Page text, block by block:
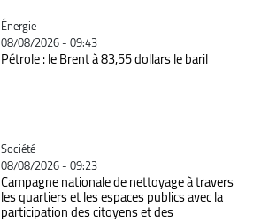
Catégorie
Énergie
08/08/2026 - 09:43
Pétrole : le Brent à 83,55 dollars le baril
Catégorie
Société
08/08/2026 - 09:23
Campagne nationale de nettoyage à travers
les quartiers et les espaces publics avec la
participation des citoyens et des